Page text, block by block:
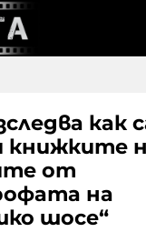
как
книжките
от
на
шосе“